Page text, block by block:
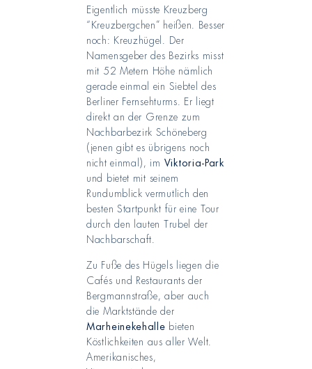
Eigentlich müsste Kreuzberg
“Kreuzbergchen” heißen. Besser
noch: Kreuzhügel. Der
Namensgeber des Bezirks misst
mit 52 Metern Höhe nämlich
gerade einmal ein Siebtel des
Berliner Fernsehturms. Er liegt
direkt an der Grenze zum
Nachbarbezirk Schöneberg
(jenen gibt es übrigens noch
nicht einmal), im Viktoria-Park
und bietet mit seinem
Rundumblick vermutlich den
besten Startpunkt für eine Tour
durch den lauten Trubel der
Nachbarschaft.
Zu Fuße des Hügels liegen die
Cafés und Restaurants der
Bergmannstraße, aber auch
die Marktstände der
Marheinekehalle bieten
Köstlichkeiten aus aller Welt.
Amerikanisches,